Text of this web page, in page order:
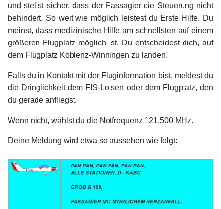
und stellst sicher, dass der Passagier die Steuerung nicht
behindert. So weit wie möglich leistest du Erste Hilfe. Du
meinst, dass medizinische Hilfe am schnellsten auf einem
größeren Flugplatz möglich ist. Du entscheidest dich, auf
dem Flugplatz Koblenz-Winningen zu landen.
Falls du in Kontakt mit der Fluginformation bist, meldest du
die Dringlichkeit dem FIS-Lotsen oder dem Flugplatz, den
du gerade anfliegst.
Wenn nicht, wählst du die Notfrequenz 121.500 MHz.
Deine Meldung wird etwa so aussehen wie folgt: